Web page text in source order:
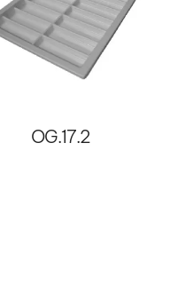
OG.17.2